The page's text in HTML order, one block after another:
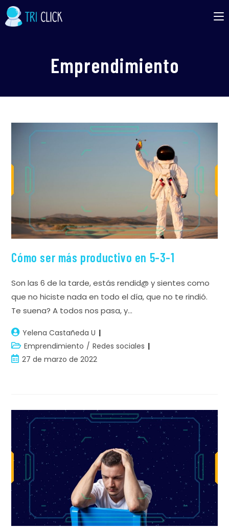
Emprendimiento
Cómo ser más productivo en 5-3-1
Son las 6 de la tarde, estás rendid@ y sientes como
que no hiciste nada en todo el día, que no te rindió.
Te suena? A todos nos pasa, y…
Yelena Castañeda U
Emprendimiento / Redes sociales
27 de marzo de 2022